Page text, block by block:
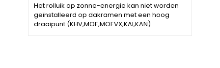
Het rolluik op zonne-energie kan niet worden
geïnstalleerd op dakramen met een hoog
draaipunt (KHV,MOE,MOEVX,KAI,KAN)